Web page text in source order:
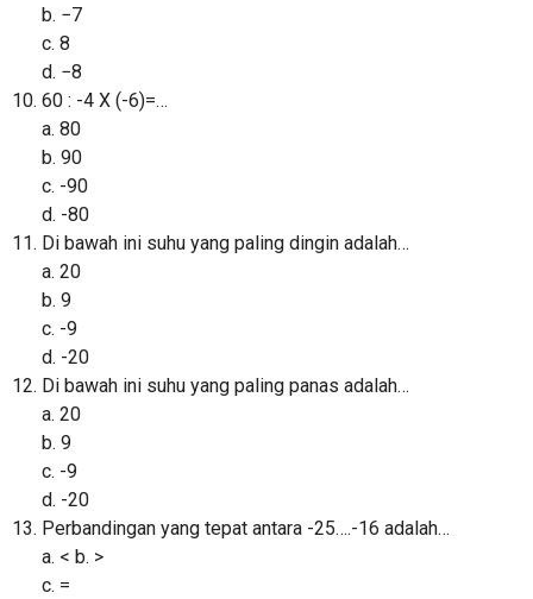
b. −7
c. 8
d. −8
60 : -4 X (-6)=…
a. 80
b. 90
c. -90
d. -80
Di bawah ini suhu yang paling dingin adalah…
a. 20
b. 9
c. -9
d. -20
Di bawah ini suhu yang paling panas adalah…
a. 20
b. 9
c. -9
d. -20
Perbandingan yang tepat antara -25….-16 adalah…
a. < b. >
c. =